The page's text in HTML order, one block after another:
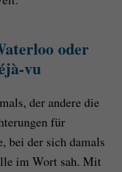
oder
vu
der andere die
für
bei der sich damals
im Wort sah. Mit